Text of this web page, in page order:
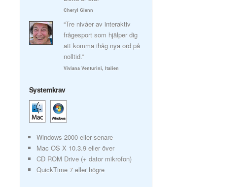
Cheryl Glenn
“Tre nivåer av interaktiv
frågesport som hjälper dig
att komma ihåg nya ord på
nolltid.”
Viviana Venturini, Italien
Systemkrav
Windows 2000 eller senare
Mac OS X 10.3.9 eller över
CD ROM Drive (+ dator mikrofon)
QuickTime 7 eller högre